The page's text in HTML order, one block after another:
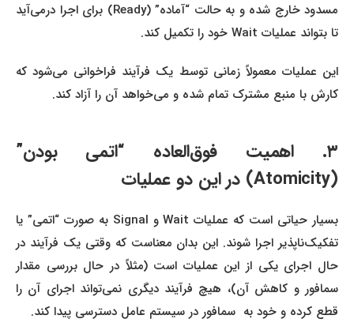
مسدود خارج شده و به حالت “آماده” (Ready) برای اجرا درمی‌آید
تا بتواند عملیات Wait خود را تکمیل کند.
این عملیات معمولاً زمانی توسط یک فرآیند فراخوانی می‌شود که
کارش با منبع مشترک تمام شده و می‌خواهد آن را آزاد کند.
۳. اهمیت فوق‌العاده “اتمی بودن”
بسیار حیاتی است که عملیات Wait و Signal به صورت “اتمی” یا
تفکیک‌ناپذیر اجرا شوند. این بدان معناست که وقتی یک فرآیند در
حال اجرای یکی از این عملیات است (مثلاً در حال بررسی مقدار
سمافور و کاهش آن)، هیچ فرآیند دیگری نمی‌تواند اجرای آن را
قطع کرده و خود به سمافور در سیستم عامل دسترسی پیدا کند.